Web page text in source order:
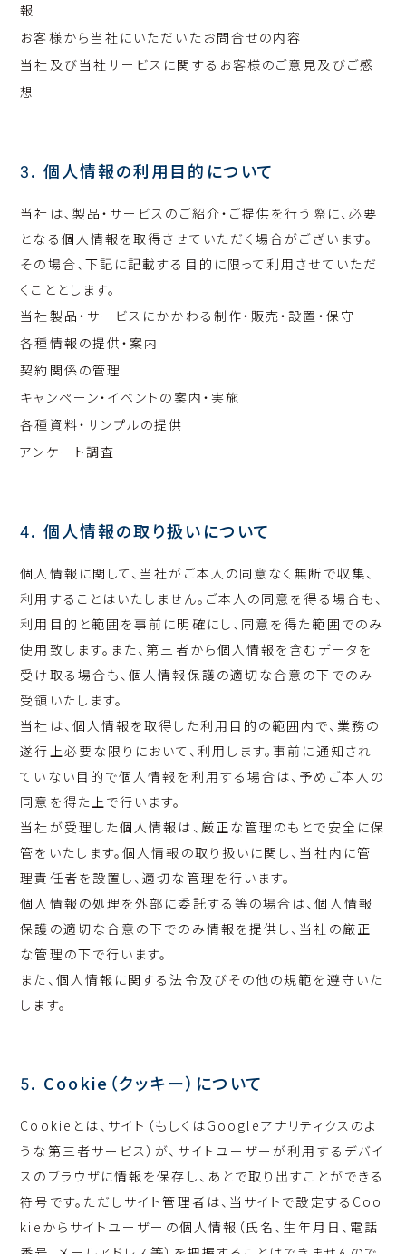
報
お客様から当社にいただいたお問合せの内容
当社及び当社サービスに関するお客様のご意見及びご感
想
3. 個人情報の利用目的について
当社は､製品・サービスのご紹介・ご提供を行う際に、必要
となる個人情報を取得させていただく場合がございます。
その場合、下記に記載する目的に限って利用させていただ
くこととします。
当社製品・サービスにかかわる制作・販売・設置・保守
各種情報の提供・案内
契約関係の管理
キャンペーン・イベントの案内・実施
各種資料・サンプルの提供
アンケート調査
4. 個人情報の取り扱いについて
個人情報に関して、当社がご本人の同意なく無断で収集、
利用することはいたしません。ご本人の同意を得る場合も、
利用目的と範囲を事前に明確にし、同意を得た範囲でのみ
使用致します。また、第三者から個人情報を含むデータを
受け取る場合も、個人情報保護の適切な合意の下でのみ
受領いたします。
当社は、個人情報を取得した利用目的の範囲内で、業務の
遂行上必要な限りにおいて、利用します。事前に通知され
ていない目的で個人情報を利用する場合は、予めご本人の
同意を得た上で行います。
当社が受理した個人情報は、厳正な管理のもとで安全に保
管をいたします。個人情報の取り扱いに関し、当社内に管
理責任者を設置し、適切な管理を行います。
個人情報の処理を外部に委託する等の場合は、個人情報
保護の適切な合意の下でのみ情報を提供し、当社の厳正
な管理の下で行います。
また、個人情報に関する法令及びその他の規範を遵守いた
します。
5. Cookie（クッキー）について
Cookieとは、サイト（もしくはGoogleアナリティクスのよ
うな第三者サービス）が、サイトユーザーが利用するデバイ
スのブラウザに情報を保存し、あとで取り出すことができる
符号です。ただしサイト管理者は、当サイトで設定するCoo
kieからサイトユーザーの個人情報（氏名、生年月日、電話